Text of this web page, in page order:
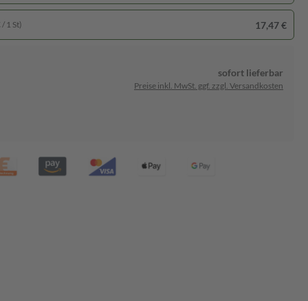
1 St) 17,47 €
sofort lieferbar
Preise inkl. MwSt. ggf. zzgl. Versandkosten